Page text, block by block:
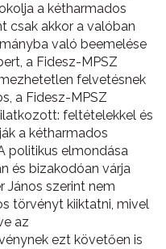
a kétharmados
csak akkor a valóban
való beemelése
a Fidesz-MPSZ
felvetésnek
a Fidesz-MPSZ
feltételekkel és
a kétharmados
politikus elmondása
és bizakodóan várja
János szerint nem
törvényt kiiktatni, mivel
az
ezt követően is